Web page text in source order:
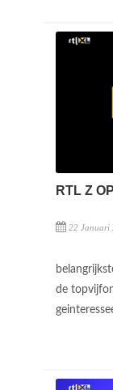
RTL Z
22 Januari
de